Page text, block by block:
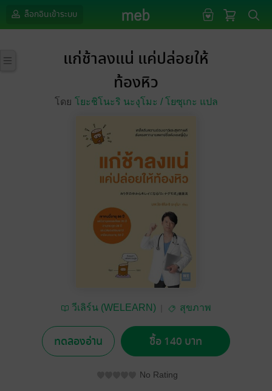
ล็อกอินเข้าระบบ
แก่ช้าลงแน่ แค่ปล่อยให้
ท้องหิว
โดย โยะชิโนะริ นะงุโมะ /โยซุเกะ แปล
วีเลิร์น (WELEARN) สุขภาพ
ทดลองอ่าน ซื้อ 140 บาท
No Rating